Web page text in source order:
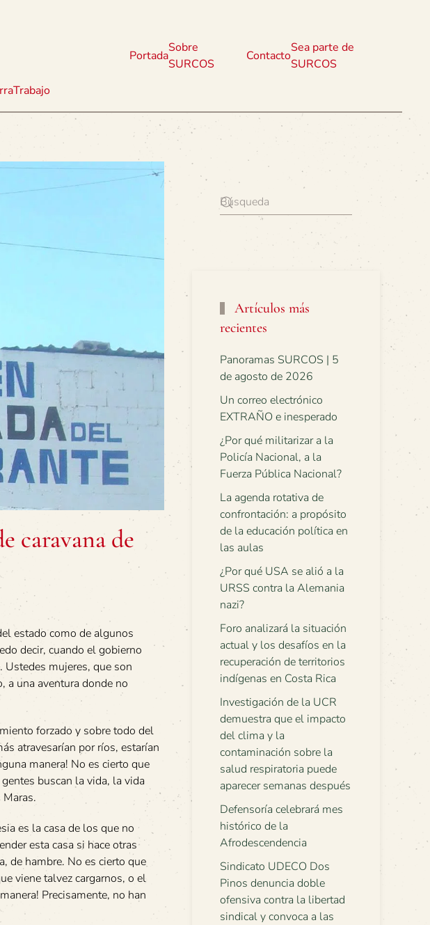
Trabajo
Portada
Sobre
SURCOS
Contacto
Sea parte de
SURCOS
caravana de
estado como de algunos
decir, cuando el gobierno
Ustedes mujeres, que son
a una aventura donde no
forzado y sobre todo del
atravesarían por ríos, estarían
manera! No es cierto que
buscan la vida, la vida
es la casa de los que no
esta casa si hace otras
de hambre. No es cierto que
viene talvez cargarnos, o el
Precisamente, no han
Artículos más
recientes
Panoramas SURCOS | 5
de agosto de 2026
Un correo electrónico
EXTRAÑO e inesperado
¿Por qué militarizar a la
Policía Nacional, a la
Fuerza Pública Nacional?
La agenda rotativa de
confrontación: a propósito
de la educación política en
las aulas
¿Por qué USA se alió a la
URSS contra la Alemania
nazi?
Foro analizará la situación
actual y los desafíos en la
recuperación de territorios
indígenas en Costa Rica
Investigación de la UCR
demuestra que el impacto
del clima y la
contaminación sobre la
salud respiratoria puede
aparecer semanas después
Defensoría celebrará mes
histórico de la
Afrodescendencia
Sindicato UDECO Dos
Pinos denuncia doble
ofensiva contra la libertad
sindical y convoca a las